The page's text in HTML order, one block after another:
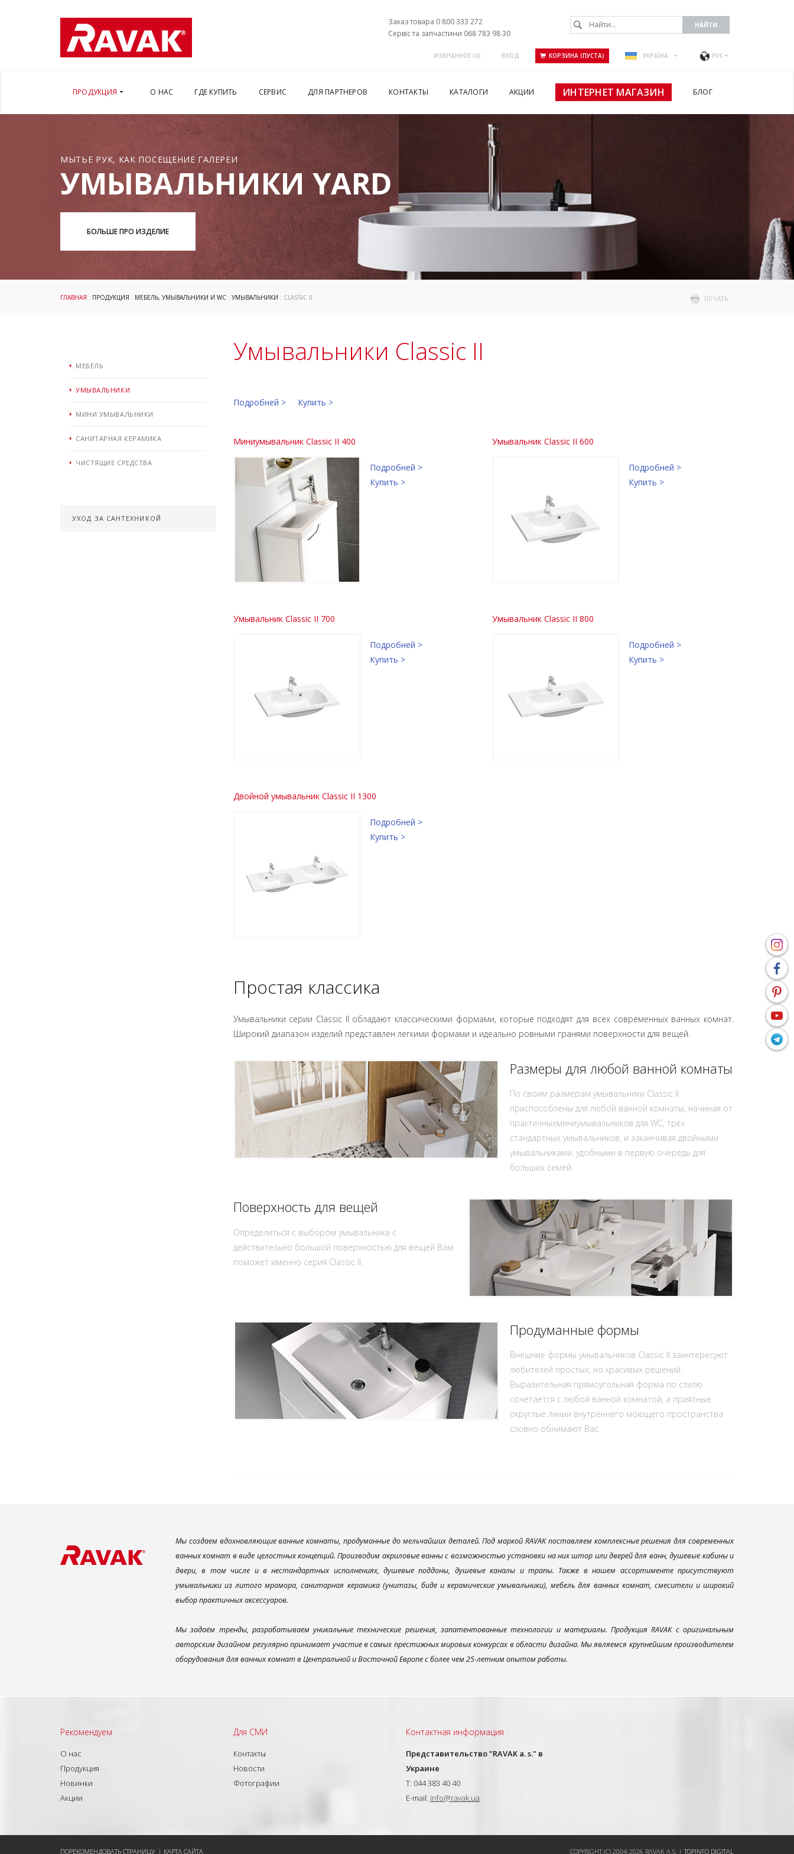
Заказ товара 0 800 333 272
Сервіс та запчастини 068 783 98 30
ИЗБРАННОЕ (0) ВХОД КОРЗИНА (ПУСТА) УКРАЇНА РУС
ПРОДУКЦИЯ О НАС ГДЕ КУПИТЬ СЕРВИС ДЛЯ ПАРТНЕРОВ КОНТАКТЫ КАТАЛОГИ АКЦИИ ИНТЕРНЕТ МАГАЗИН БЛОГ
МЫТЬЕ РУК, КАК ПОСЕЩЕНИЕ ГАЛЕРЕИ
УМЫВАЛЬНИКИ YARD
БОЛЬШЕ ПРО ИЗДЕЛИЕ
ПЕЧАТЬ
ГЛАВНАЯ : ПРОДУКЦИЯ : МЕБЕЛЬ, УМЫВАЛЬНИКИ И WC : УМЫВАЛЬНИКИ : CLASSIC II
МЕБЕЛЬ
УМЫВАЛЬНИКИ
МИНИ УМЫВАЛЬНИКИ
САНИТАРНАЯ КЕРАМИКА
ЧИСТЯЩИЕ СРЕДСТВА
УХОД ЗА САНТЕХНИКОЙ
Умывальники Classic II
Подробней > Купить >
Миниумывальник Classic II 400
Подробней >
Купить >
Умывальник Classic II 600
Подробней >
Купить >
Умывальник Classic II 700
Подробней >
Купить >
Умывальник Classic II 800
Подробней >
Купить >
Двойной умывальник Classic II 1300
Подробней >
Купить >
Простая классика
Умывальники серии Classic II обладают классическими формами, которые подходят для всех современных ванных комнат.
Широкий диапазон изделий представлен легкими формами и идеально ровными гранями поверхности для вещей.
Размеры для любой ванной комнаты
По своим размерам умывальники Classic II
приспособлены для любой ванной комнаты, начиная от
практичныхминиумывальников для WC, трех
стандартных умывальников, и заканчивая двойными
умывальниками, удобными в первую очередь для
больших семей.
Поверхность для вещей
Определиться с выбором умывальника с
действительно большой поверхностью для вещей Вам
поможет именно серия Classic II.
Продуманные формы
Внешние формы умывальников Classic II заинтересуют
любителей простых, но красивых решений.
Выразительная прямоугольная форма по стилю
сочетается с любой ванной комнатой, а приятные
округлые линии внутреннего моющего пространства
словно обнимают Вас.
Мы создаем вдохновляющие ванные комнаты, продуманные до мельчайших деталей. Под маркой RAVAK поставляем комплексные решения для современных
ванных комнат в виде целостных концепций. Производим акриловые ванны с возможностью установки на них штор или дверей для ванн, душевые кабины и
двери, в том числе и в нестандартных исполнениях, душевые поддоны, душевые каналы и трапы. Также в нашем ассортименте присутствуют
умывальники из литого мрамора, санитарная керамика (унитазы, биде и керамические умывальники), мебель для ванных комнат, смесители и широкий
выбор практичных аксессуаров.
Мы задаём тренды, разрабатываем уникальные технические решения, запатентованные технологии и материалы. Продукция RAVAK с оригинальным
авторским дизайном регулярно принимает участие в самых престижных мировых конкурсах в области дизайна. Мы являемся крупнейшим производителем
оборудования для ванных комнат в Центральной и Восточной Европе с более чем 25-летним опытом работы.
Рекомендуем
О нас
Продукция
Новинки
Акции
Для СМИ
Контакты
Новости
Фотографии
Контактная информация
Представительство "RAVAK a. s." в
Украине
T: 044 383 40 40
E-mail: info@ravak.ua
ПОРЕКОМЕНДОВАТЬ СТРАНИЦУ | КАРТА САЙТА COPYRIGHT (C) 2004-2026 RAVAK A.S. |TOPINFO DIGITAL